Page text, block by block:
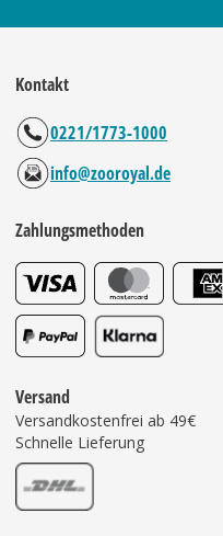
Kontakt
0221/1773-1000
info@zooroyal.de
Zahlungsmethoden
Versand
Versandkostenfrei ab 49€
Schnelle Lieferung